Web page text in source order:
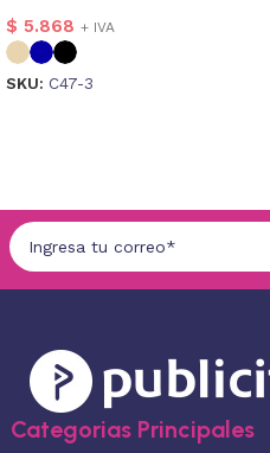
$ 5.868 + IVA
SKU: C47-3
Categorias Principales